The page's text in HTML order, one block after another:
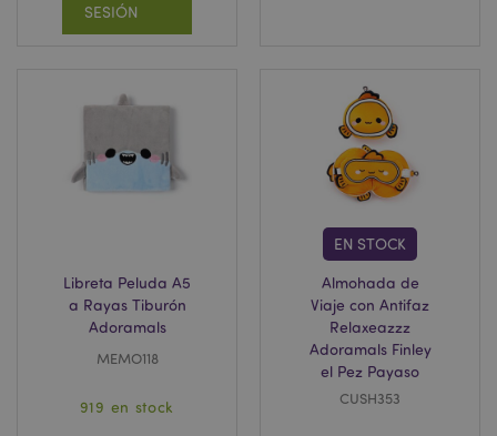
SESIÓN
Libreta Peluda A5
a Rayas Tiburón
Adoramals
MEMO118
919 en stock
EN STOCK
Almohada de
Viaje con Antifaz
Relaxeazzz
Adoramals Finley
el Pez Payaso
CUSH353